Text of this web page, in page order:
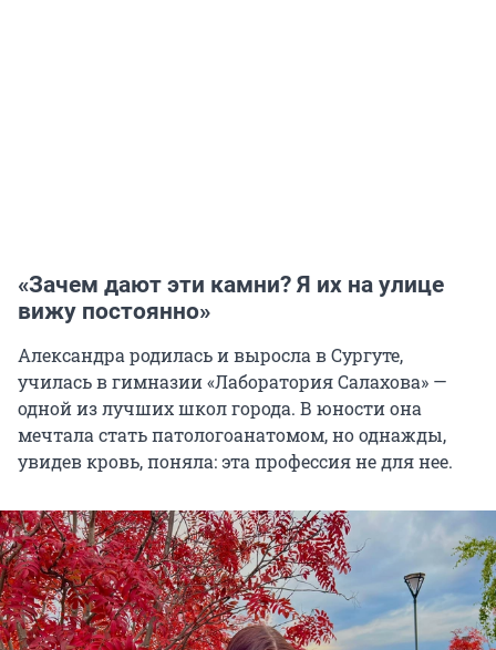
«Зачем дают эти камни? Я их на улице
вижу постоянно»
Александра родилась и выросла в Сургуте,
училась в гимназии «Лаборатория Салахова» —
одной из лучших школ города. В юности она
мечтала стать патологоанатомом, но однажды,
увидев кровь, поняла: эта профессия не для нее.